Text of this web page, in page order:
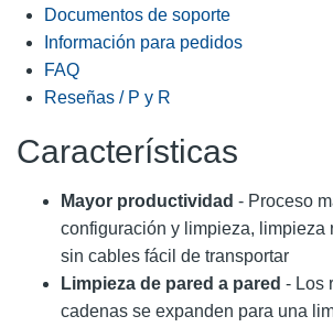
Documentos de soporte
Información para pedidos
FAQ
Reseñas / P y R
Características
Mayor productividad - Proceso
configuración y limpieza, limpieza
sin cables fácil de transportar​
Limpieza de pared a pared - Los
cadenas se expanden para una